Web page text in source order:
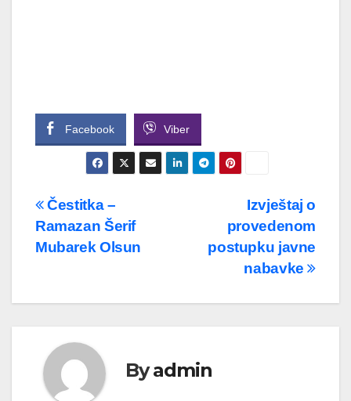
Facebook Viber
Navigacija
članaka
Izvještaj o
provedenom
postupku javne
nabavke
Čestitka –
Ramazan Šerif
Mubarek Olsun
Byadmin